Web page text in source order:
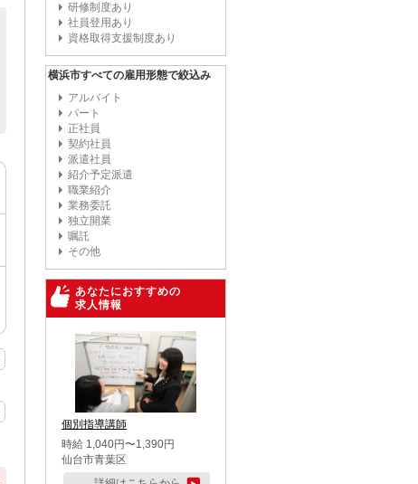
研修制度あり
社員登用あり
資格取得支援制度あり
横浜市すべての雇用形態で絞込み
アルバイト
パート
正社員
契約社員
派遣社員
紹介予定派遣
職業紹介
業務委託
独立開業
嘱託
その他
あなたにおすすめの
求人情報
個別指導講師
時給 1,040円〜1,390円
仙台市青葉区